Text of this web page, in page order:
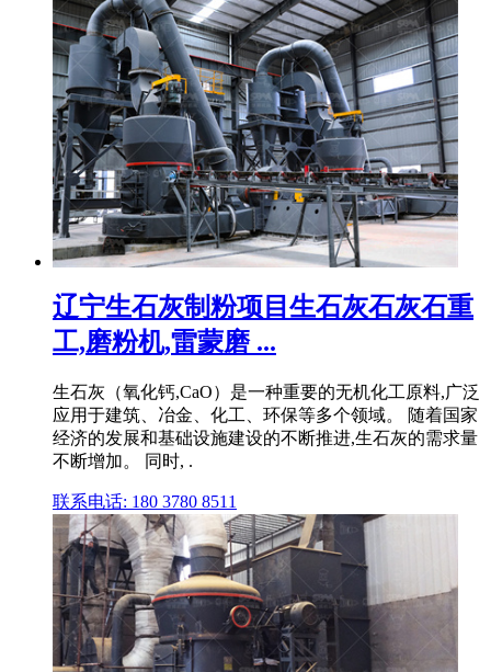
辽宁生石灰制粉项目生石灰石灰石重
工,磨粉机,雷蒙磨 ...
生石灰（氧化钙,CaO）是一种重要的无机化工原料,广泛
应用于建筑、冶金、化工、环保等多个领域。 随着国家
经济的发展和基础设施建设的不断推进,生石灰的需求量
不断增加。 同时, .
联系电话: 180 3780 8511